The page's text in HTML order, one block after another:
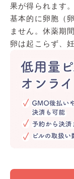
果が得られます
基本的に卵胞（
ません。休薬期
卵は起こらず、